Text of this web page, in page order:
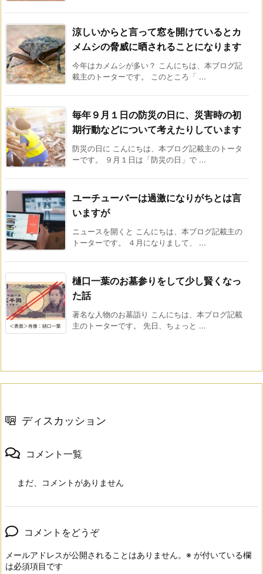
涼しいからと言って窓を開けているとカ
メムシの脅威に晒されることになります
今年はカメムシが多い？ こんにちは、本ブログ記
載主のトーターです。 このところ「 ...
毎年９月１日の防災の日に、災害時の初
期行動などについて考えたりしています
防災の日に こんにちは、本ブログ記載主のトータ
ーです。 ９月１日は「防災の日」で ...
ユーチューバーは過激になりがちとは言
いますが
ニュースを開くと こんにちは、本ブログ記載主の
トーターです。 ４月になりまして、 ...
樋口一葉のお墓参りをして少し賢くなっ
た話
著名な人物のお墓詣り こんにちは、本ブログ記載
主のトーターです。 先日、ちょっと ...
ディスカッション
コメント一覧
まだ、コメントがありません
コメントをどうぞ
メールアドレスが公開されることはありません。 ※ が付いている欄
は必須項目です